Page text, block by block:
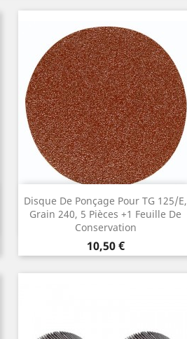
Disque De Ponçage Pour TG 125/E,
Grain 240, 5 Pièces +1 Feuille De
Conservation
Prix
10,50 €
 Aperçu rapide